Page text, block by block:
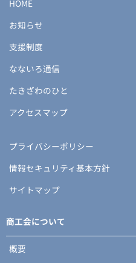
HOME
お知らせ
支援制度
なないろ通信
たきざわのひと
アクセスマップ
プライバシーポリシー
情報セキュリティ基本方針
サイトマップ
商工会について
概要